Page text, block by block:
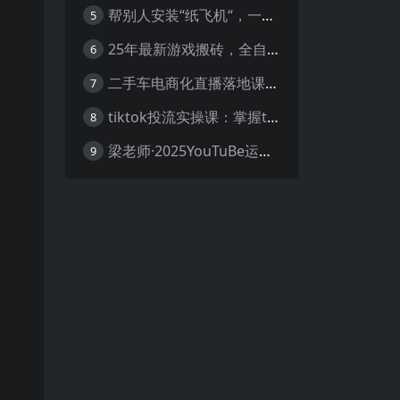
5 帮别人安装“纸飞机“，一单赚10—30元不等：附：免费节点
6 25年最新游戏搬砖，全自动挂机，不需要玩游戏，单手机操作日入300+
7 二手车电商化直播落地课，从0到1带你玩转二手车直播
8 tiktok投流实操课：掌握tiktok投流底层逻辑 独家TK投流玩法
9 梁老师·2025YouTuBe运营掘金指南